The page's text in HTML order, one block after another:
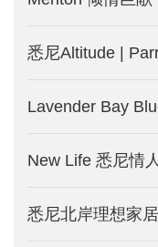
悉尼Altitude |
New Life 悉尼情
悉尼北岸理想家